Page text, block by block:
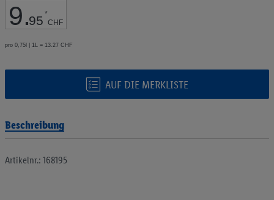
9.95 *
CHF
pro 0,75l | 1L = 13.27 CHF
AUF DIE MERKLISTE
Beschreibung
Artikelnr.: 168195